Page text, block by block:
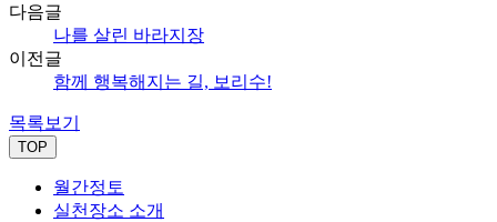
다음글
나를 살린 바라지장
이전글
함께 행복해지는 길, 보리수!
목록보기
TOP
월간정토
실천장소 소개